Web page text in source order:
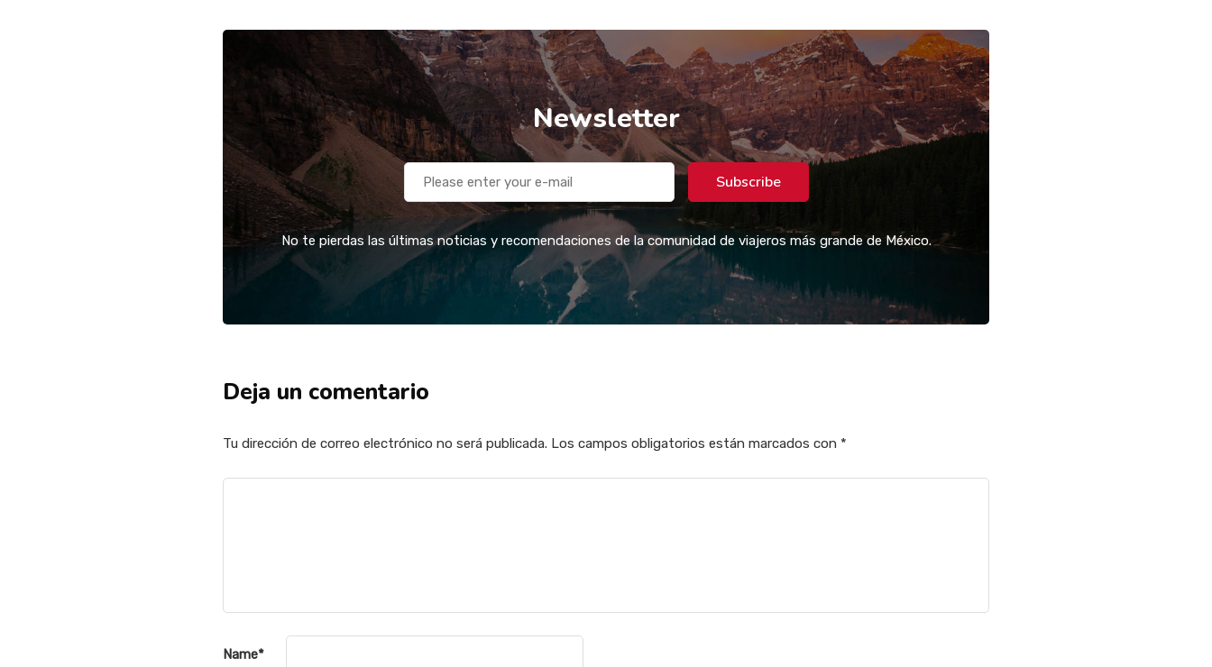
Newsletter
Subscribe
No te pierdas las últimas noticias y recomendaciones de la comunidad de viajeros más grande de México.
Deja un comentario
Tu dirección de correo electrónico no será publicada. Los campos obligatorios están marcados con *
Name*